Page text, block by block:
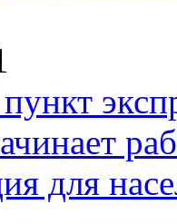
для